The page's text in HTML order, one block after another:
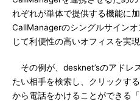
れぞれが単体で提供する機能に
CallManagerのシングルサイン
じて利便性の高いオフィスを実現
その例が、desknet’sのアドレ
たい相手を検索し、クリックす
から電話をかけることができる